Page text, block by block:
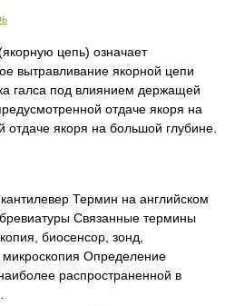
цепь) означает
вытравливание якорной цепи
галса под влиянием держащей
отдаче якоря на
отдаче якоря на большой глубине.
Термин на английском
Связанные термины
биосенсор, зонд,
Определение
распространенной в